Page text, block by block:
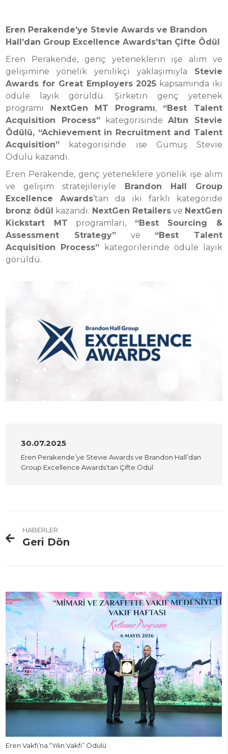
Eren Perakende’ye Stevie Awards ve Brandon
Hall’dan Group Excellence Awards’tan Çifte Ödül
Eren Perakende, genç yeteneklerin işe alım ve
gelişimine yönelik yenilikçi yaklaşımıyla Stevie
Awards for Great Employers 2025 kapsamında iki
ödüle layık görüldü. Şirketin genç yetenek
programı NextGen MT Programı, “Best Talent
Acquisition Process”kategorisindeAltın Stevie
Ödülü, “Achievement in Recruitment and Talent
Acquisition” kategorisinde ise Gümüş Stevie
Ödülü kazandı.
Eren Perakende, genç yeteneklere yönelik işe alım
ve gelişim stratejileriyle Brandon Hall Group
Excellence Awards’tan da iki farklı kategoride
bronz ödül kazandı. NextGen Retailersve NextGen
Kickstart MT programları, “Best Sourcing &
Assessment Strategy”ve “Best Talent
Acquisition Process” kategorilerinde ödüle layık
görüldü.
30.07.2025
Eren Perakende’ye Stevie Awards ve Brandon Hall’dan
Group Excellence Awards’tan Çifte Ödül
HABERLER
Geri Dön
Eren Vakfı’na “Yılın Vakfı” Ödülü